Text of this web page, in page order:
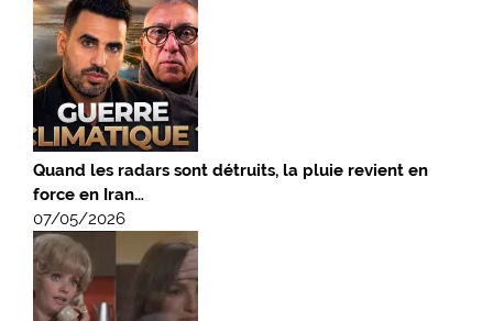
Quand les radars sont détruits, la pluie revient en
force en Iran…
07/05/2026